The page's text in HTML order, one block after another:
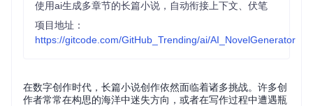
使用ai生成多章节的长篇小说，自动衔接上下文、伏笔
项目地址：
https://gitcode.com/GitHub_Trending/ai/AI_NovelGenerator
在数字创作时代，长篇小说创作依然面临着诸多挑战。许多创
作者常常在构思的海洋中迷失方向，或者在写作过程中遭遇瓶